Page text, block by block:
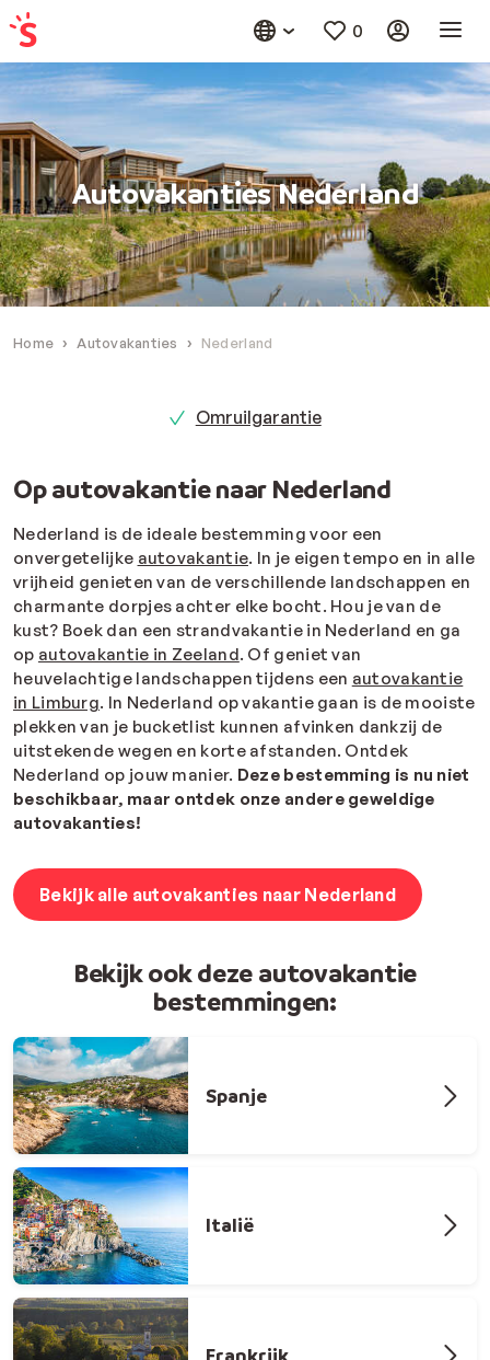
0
Autovakanties Nederland
Home Autovakanties Nederland
Omruilgarantie
Op autovakantie naar Nederland
Nederland is de ideale bestemming voor een
onvergetelijke autovakantie. In je eigen tempo en in alle
vrijheid genieten van de verschillende landschappen en
charmante dorpjes achter elke bocht. Hou je van de
kust? Boek dan een strandvakantie in Nederland en ga
op autovakantie in Zeeland. Of geniet van
heuvelachtige landschappen tijdens een autovakantie
in Limburg. In Nederland op vakantie gaan is de mooiste
plekken van je bucketlist kunnen afvinken dankzij de
uitstekende wegen en korte afstanden. Ontdek
Nederland op jouw manier. Deze bestemming is nu niet
beschikbaar, maar ontdek onze andere geweldige
autovakanties!
Bekijk alle autovakanties naar Nederland
Bekijk ook deze autovakantie
bestemmingen:
Spanje
Italië
Frankrijk